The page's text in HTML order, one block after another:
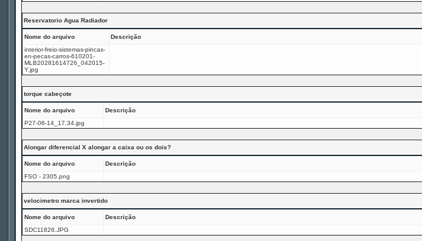
Reservatorio Agua Radiador
Nome do arquivo Descrição
interior-freio-sistemas-pincas-
en-pecas-carros-610201-
MLB20281614726_042015-
Y.jpg
torque cabeçote
Nome do arquivo Descrição
P27-06-14_17.34.jpg
Alongar diferencial X alongar a caixa ou os dois?
Nome do arquivo Descrição
FSO - 2305.png
velocimetro marca invertido
Nome do arquivo Descrição
SDC11826.JPG